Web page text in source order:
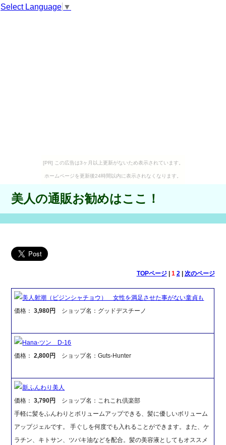
Select Language ▼
[PR] この広告は3ヶ月以上更新がないため表示されています。
ホームページを更新後24時間以内に表示されなくなります。
美人の通販お勧めはここ！
TOPページ| 1 2| 次のページ
美人射潮（ビジンシャチョウ） 女性を満足させた事がない童貞も
価格：3,980円 ショップ名：グッドデスチーノ
Hana-ツン D-16
価格：2,800円 ショップ名：Guts-Hunter
新ふんわり美人
価格：3,790円
ショップ名：これこれ倶楽部
手軽に髪をふんわりとボリュームアップできる、髪に優しいボリューム
アップジェルです。 手ぐしを何度でも入れることができます。また、ケ
ラチン、キトサン、ツバキ油などを配合。髪の美容液としてもオススメ